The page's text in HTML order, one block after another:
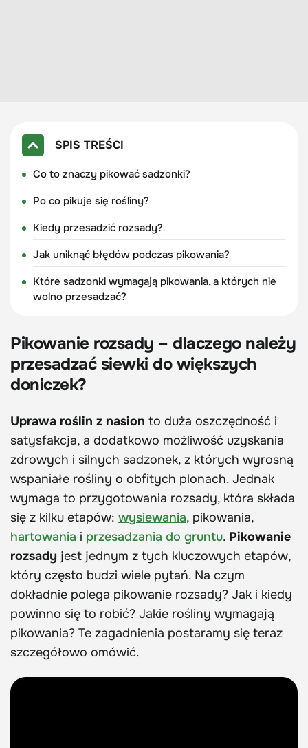
SPIS TREŚCI
Co to znaczy pikować sadzonki?
Po co pikuje się rośliny?
Kiedy przesadzić rozsady?
Jak uniknąć błędów podczas pikowania?
Które sadzonki wymagają pikowania, a których nie
wolno przesadzać?
Pikowanie rozsady – dlaczego należy
przesadzać siewki do większych
doniczek?
Uprawa roślin z nasion to duża oszczędność i
satysfakcja, a dodatkowo możliwość uzyskania
zdrowych i silnych sadzonek, z których wyrosną
wspaniałe rośliny o obfitych plonach. Jednak
wymaga to przygotowania rozsady, która składa
się z kilku etapów: wysiewania, pikowania,
hartowania i przesadzania do gruntu. Pikowanie
rozsady jest jednym z tych kluczowych etapów,
który często budzi wiele pytań. Na czym
dokładnie polega pikowanie rozsady? Jak i kiedy
powinno się to robić? Jakie rośliny wymagają
pikowania? Te zagadnienia postaramy się teraz
szczegółowo omówić.